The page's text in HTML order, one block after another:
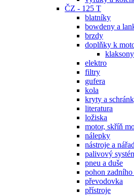
ČZ - 125 T
blatníky
bowdeny a
brzdy
doplňky k
klaksony
elektro
filtry
gufera
kola
kryty a
literatura
ložiska
motor, skříň
nálepky
nástroje a
palivový
pneu a duše
pohon zadního
převodovka
přístroje